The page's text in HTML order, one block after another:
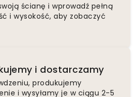
ścianę i wprowadź pełną
i wysokość, aby zobaczyć
i dostarczamy
produkujemy
i wysyłamy je w ciągu 2-5